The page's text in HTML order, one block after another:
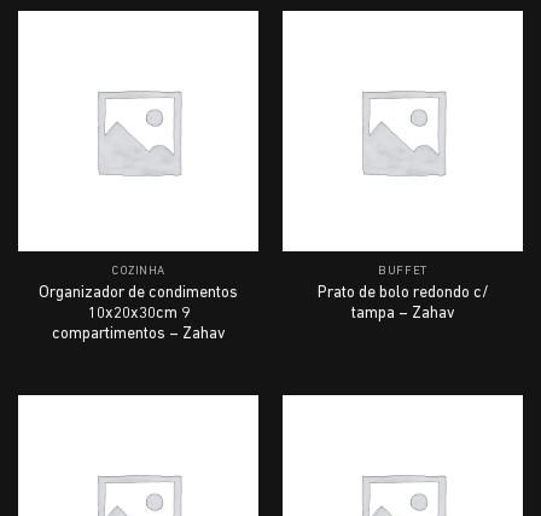
COZINHA
Organizador de condimentos
10x20x30cm 9
compartimentos – Zahav
BUFFET
Prato de bolo redondo c/
tampa – Zahav